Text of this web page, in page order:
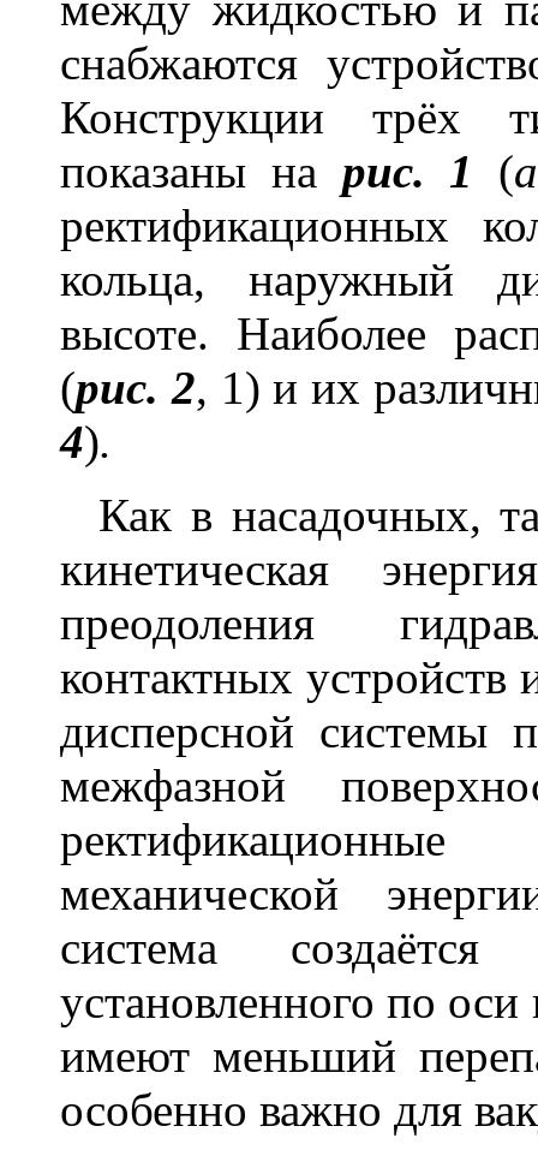
снабжаются
Конструкции трёх
показаны на рис. 1 (а
ректификационных
кольца, наружный
высоте. Наиболее
(рис. 2, 1) и их
4).
Как в насадочных,
кинетическая
преодоления
контактных устройств
дисперсной
межфазной
механической
система
установленного по
имеют меньший
особенно важно для